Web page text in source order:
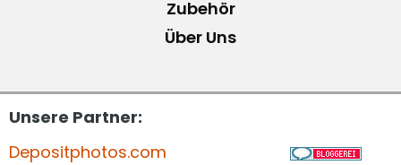
Zubehör
Über Uns
Unsere Partner:
Depositphotos.com